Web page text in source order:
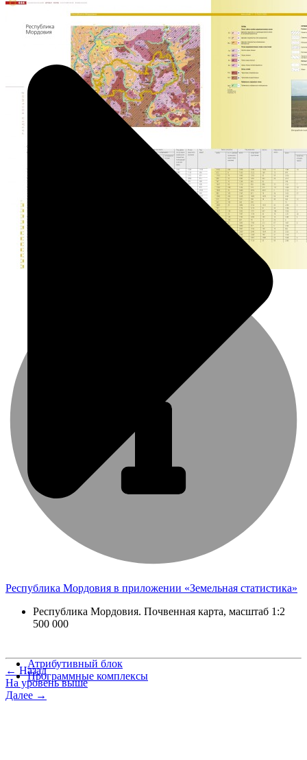
Атрибутивный блок
Программные комплексы
Республика Мордовия в приложении «Земельная статистика»
Республика Мордовия. Почвенная карта, масштаб 1:2
500 000
← Назад
На уровень выше
Далее →